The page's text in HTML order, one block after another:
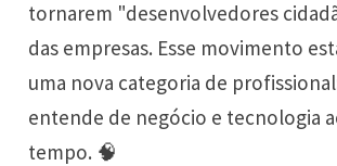
tornarem "desenvolvedores
das empresas. Esse movimento
uma nova categoria de
entende de negócio e tecnologia
tempo. 🧠